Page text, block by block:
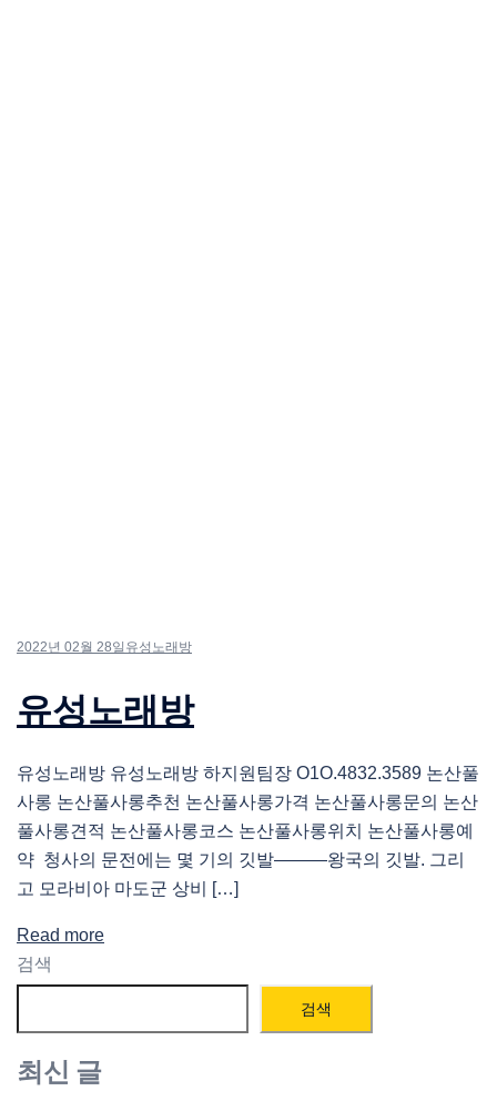
2022년 02월 28일 유성노래방
유성노래방
유성노래방 유성노래방 하지원팀장 O1O.4832.3589 논산풀
사롱 논산풀사롱추천 논산풀사롱가격 논산풀사롱문의 논산
풀사롱견적 논산풀사롱코스 논산풀사롱위치 논산풀사롱예
약 청사의 문전에는 몇 기의 깃발―――왕국의 깃발. 그리
고 모라비아 마도군 상비 […]
Read more
검색
검색
최신 글